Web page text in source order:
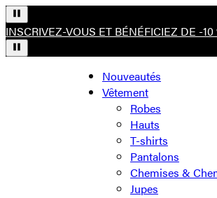
INSCRIVEZ-VOUS ET BÉNÉFICIEZ DE -10
Nouveautés
Vêtement
Robes
Hauts
T-shirts
Pantalons
Chemises &
Jupes